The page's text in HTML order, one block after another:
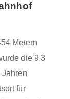
Metern
die 9,3
für